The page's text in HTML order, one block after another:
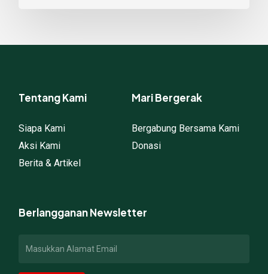
Tentang Kami
Siapa Kami
Aksi Kami
Berita & Artikel
Mari Bergerak
Bergabung Bersama Kami
Donasi
Berlangganan Newsletter